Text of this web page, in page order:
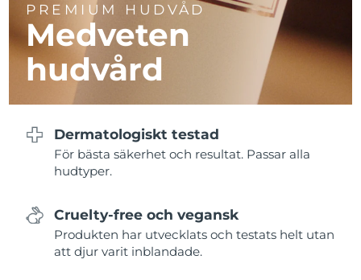
PREMIUM HUDVÅD
Medveten
hudvård
Dermatologiskt testad
För bästa säkerhet och resultat. Passar alla
hudtyper.
Cruelty-free och vegansk
Produkten har utvecklats och testats helt utan
att djur varit inblandade.